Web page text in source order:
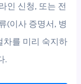
인 신청, 또는 전
(이사 증명서, 병
차를 미리 숙지하
.